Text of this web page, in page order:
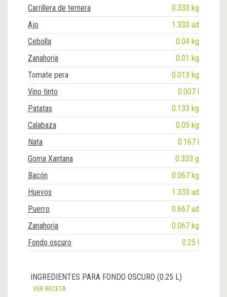
Carrillera de ternera
0.333 kg
Ajo
1.333 ud
Cebolla
0.04 kg
Zanahoria
0.01 kg
Tomate pera
0.013 kg
Vino tinto
0.007 l
Patatas
0.133 kg
Calabaza
0.05 kg
Nata
0.167 l
Goma Xantana
0.333 g
Bacón
0.067 kg
Huevos
1.333 ud
Puerro
0.667 ud
Zanahoria
0.067 kg
Fondo oscuro
0.25 l
INGREDIENTES PARA FONDO OSCURO (0.25 L)
VER RECETA